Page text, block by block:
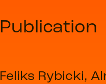
Publication
Feliks Rybicki,